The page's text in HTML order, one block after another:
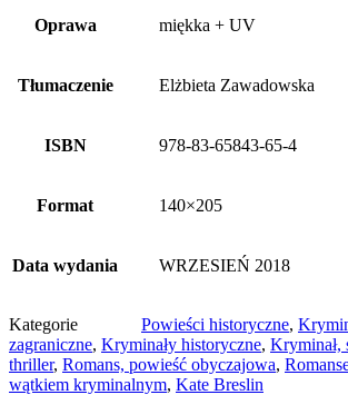
Oprawa miękka + UV
Tłumaczenie Elżbieta Zawadowska
ISBN 978-83-65843-65-4
Format 140×205
Data wydania WRZESIEŃ 2018
Kategorie Powieści historyczne,
zagraniczne, Kryminały historyczne, Kryminał,
thriller, Romans, powieść obyczajowa,
wątkiem kryminalnym, Kate Breslin